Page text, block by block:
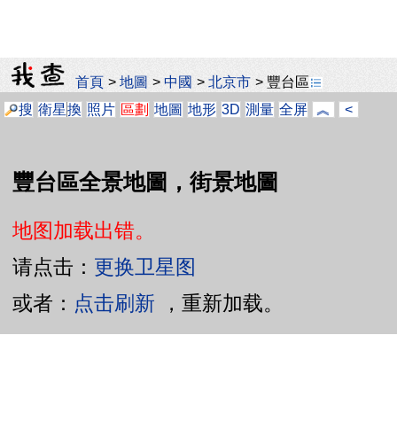
首頁 >地圖 >中國 >北京市 > 豐台區
搜 衛星換 照片 區劃 地圖 地形 3D 測量 全屏 ︽ <
豐台區全景地圖，街景地圖
地图加载出错。
请点击： 更换卫星图
或者： 点击刷新 ，重新加载。